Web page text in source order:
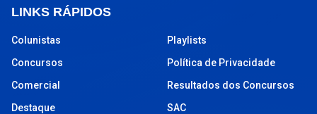
LINKS RÁPIDOS
Colunistas
Concursos
Comercial
Destaque
Playlists
Política de Privacidade
Resultados dos Concursos
SAC